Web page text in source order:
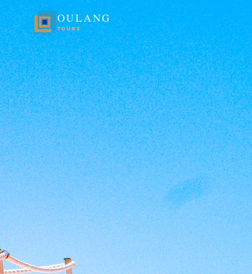
OULANG
TOURS